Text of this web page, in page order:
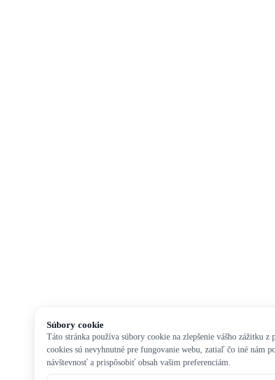
Súbory cookie
Táto stránka používa súbory cookie na zlepšenie vášho zážitku z
cookies sú nevyhnutné pre fungovanie webu, zatiaľ čo iné nám
návštevnosť a prispôsobiť obsah vašim preferenciám.